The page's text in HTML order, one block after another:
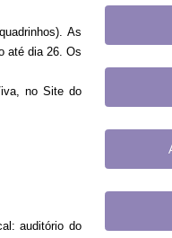
As
até dia 26. Os
no Site do
auditório do